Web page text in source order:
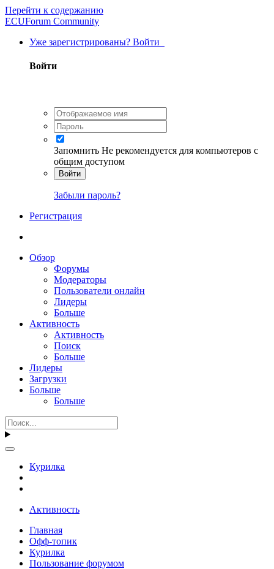
Перейти к содержанию
ECUForum Community
Уже зарегистрированы? Войти
Войти
Запомнить Не рекомендуется для компьютеров с
общим доступом
Войти
Забыли пароль?
Регистрация
Обзор
Форумы
Модераторы
Пользователи онлайн
Лидеры
Больше
Активность
Активность
Поиск
Больше
Лидеры
Загрузки
Больше
Больше
Курилка
Активность
Главная
Офф-топик
Курилка
Пользование форумом